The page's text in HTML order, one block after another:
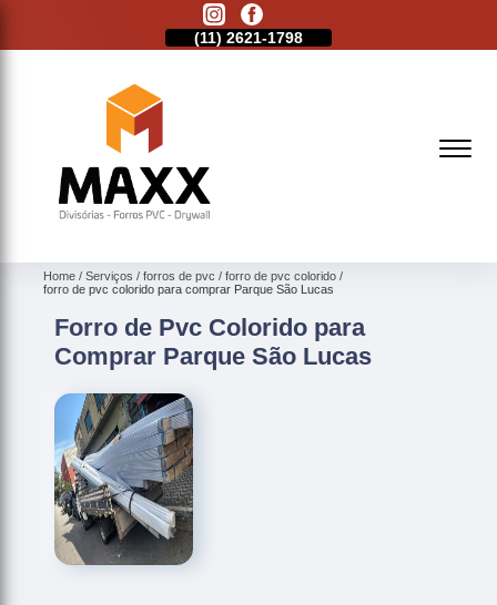
(11) 2621-1798
Home Serviços forros de pvc
forro de pvc colorido
forro de pvc colorido para comprar Parque São Lucas
Forro de Pvc Colorido para
Comprar Parque São Lucas